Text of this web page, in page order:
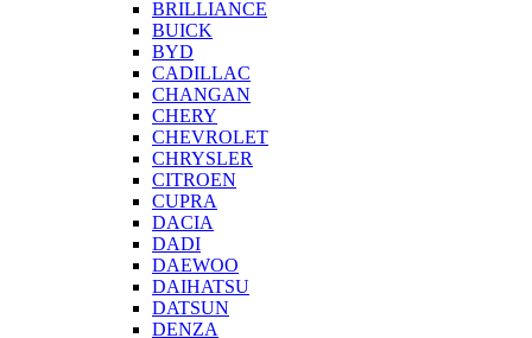
BRILLIANCE
BUICK
BYD
CADILLAC
CHANGAN
CHERY
CHEVROLET
CHRYSLER
CITROEN
CUPRA
DACIA
DADI
DAEWOO
DAIHATSU
DATSUN
DENZA